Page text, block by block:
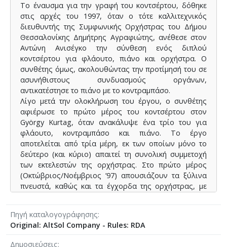
Το έναυσμα για την γραφή του κοντσέρτου, δόθηκε
στις αρχές του 1997, όταν ο τότε καλλιτεχνικός
διευθυντής της Συμφωνικής Ορχήστρας του Δήμου
Θεσσαλονίκης Δημήτρης Αγραφιώτης, ανέθεσε στον
Αντώνη Ανισέγκο την σύνθεση ενός διπλού
κοντσέρτου για φλάουτο, πιάνο και ορχήστρα. Ο
συνθέτης όμως, ακολουθώντας την προτίμησή του σε
ασυνήθιστους συνδυασμούς οργάνων,
αντικατέστησε το πιάνο με το κοντραμπάσο.
Λίγο μετά την ολοκλήρωση του έργου, ο συνθέτης
αφιέρωσε το πρώτο μέρος του κοντσέρτου στον
György Kurtag, όταν ανακάλυψε ένα τρίο του για
φλάουτο, κοντραμπάσο και πιάνο. Το έργο
αποτελείται από τρία μέρη, εκ των οποίων μόνο το
δεύτερο (και κύριο) απαιτεί τη συνολική συμμετοχή
των εκτελεστών της ορχήστρας. Στο πρώτο μέρος
(Οκτώβριος/Νοέμβριος ’97) απουσιάζουν τα ξύλινα
πνευστά, καθώς και τα έγχορδα της ορχήστρας, με
πρωταγωνιστικών οργάνων.
Σύμφωνα με τον συνθέτη : “(…) η ιδέα αυτού του
μέρους βασίζεται σε έναν εφιάλτη, που επίμονα με
Πηγή καταλογογράφησης
Original: AltSol Company - Rules: RDA
Δημοσιεύσεις